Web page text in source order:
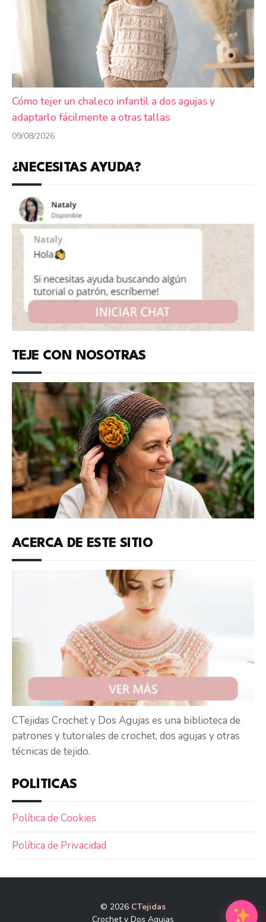
Cómo tejer un chaleco infantil a dos agujas y
adaptarlo fácilmente a otras tallas
09/08/2026
¿NECESITAS AYUDA?
TEJE CON NOSOTRAS
ACERCA DE ESTE SITIO
CTejidas Crochet y Dos Agujas es una biblioteca de
patrones y tutoriales de crochet, dos agujas y otras
técnicas de tejido.
POLÍTICAS
Política de Cookies
Política de Privacidad
© 2026 CTejidas
Crochet y Dos Agujas